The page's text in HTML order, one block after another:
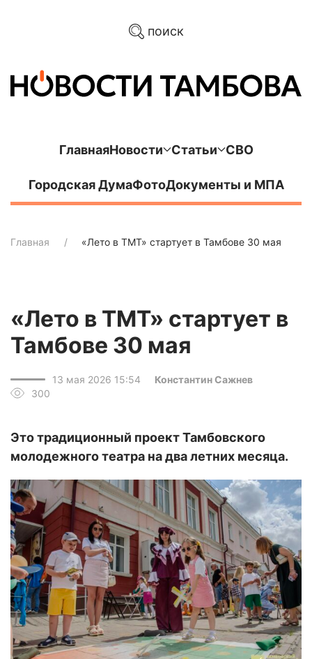
поиск
ГлавнаяНовости Статьи СВО
Городская ДумаФотоДокументы и МПА
Главная «Лето в ТМТ» стартует в Тамбове 30 мая
«Лето в ТМТ» стартует в
Тамбове 30 мая
13 мая 2026 15:54
Константин Сажнев
300
Это традиционный проект Тамбовского
молодежного театра на два летних месяца.